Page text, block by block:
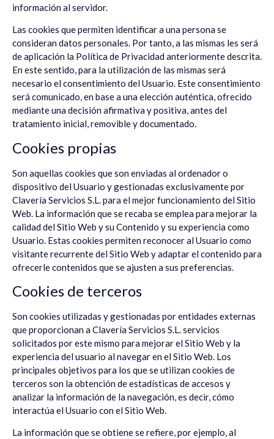
información al servidor.
Las cookies que permiten identificar a una persona se
consideran datos personales. Por tanto, a las mismas les será
de aplicación la Política de Privacidad anteriormente descrita.
En este sentido, para la utilización de las mismas será
necesario el consentimiento del Usuario. Este consentimiento
será comunicado, en base a una elección auténtica, ofrecido
mediante una decisión afirmativa y positiva, antes del
tratamiento inicial, removible y documentado.
Cookies propias
Son aquellas cookies que son enviadas al ordenador o
dispositivo del Usuario y gestionadas exclusivamente por
Clavería Servicios S.L.
para el mejor funcionamiento del Sitio
Web. La información que se recaba se emplea para mejorar la
calidad del Sitio Web y su Contenido y su experiencia como
Usuario. Estas cookies permiten reconocer al Usuario como
visitante recurrente del Sitio Web y adaptar el contenido para
ofrecerle contenidos que se ajusten a sus preferencias.
Cookies de terceros
Son cookies utilizadas y gestionadas por entidades externas
que proporcionan a Clavería Servicios S.L.servicios
solicitados por este mismo para mejorar el Sitio Web y la
experiencia del usuario al navegar en el Sitio Web. Los
principales objetivos para los que se utilizan cookies de
terceros son la obtención de estadísticas de accesos y
analizar la información de la navegación, es decir, cómo
interactúa el Usuario con el Sitio Web.
La información que se obtiene se refiere, por ejemplo, al